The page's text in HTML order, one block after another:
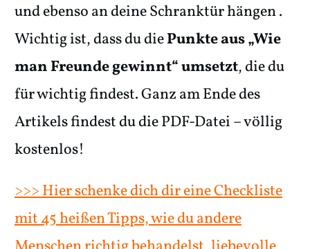
und ebenso an deine Schranktür hängen .
Wichtig ist, dass du diePunkte aus „Wie
man Freunde gewinnt“ umsetzt, die du
für wichtig findest. Ganz am Ende des
Artikels findest du die PDF-Datei – völlig
kostenlos!
>>> Hier schenke dich dir eine Checkliste
mit 45 heißen Tipps, wie du andere